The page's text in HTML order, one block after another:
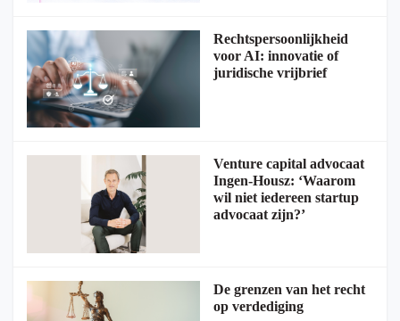
Rechtspersoonlijkheid
voor AI: innovatie of
juridische vrijbrief
Venture capital advocaat
Ingen-Housz: ‘Waarom
wil niet iedereen startup
advocaat zijn?’
De grenzen van het recht
op verdediging